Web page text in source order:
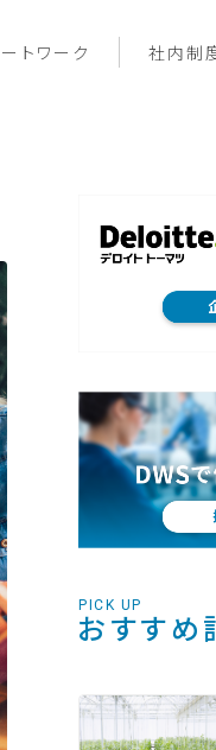
ートワーク 社内制
PICK UP
おすすめ